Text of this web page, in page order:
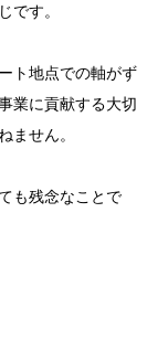
です。
ト地点での軸がず
業に貢献する大切
ません。
も残念なことで